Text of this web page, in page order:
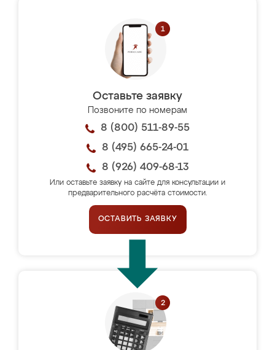
Оставьте заявку
Позвоните по номерам
8 (800) 511-89-55
8 (495) 665-24-01
8 (926) 409-68-13
Или оставьте заявку на сайте для консультации и
предварительного расчёта стоимости.
ОСТАВИТЬ ЗАЯВКУ